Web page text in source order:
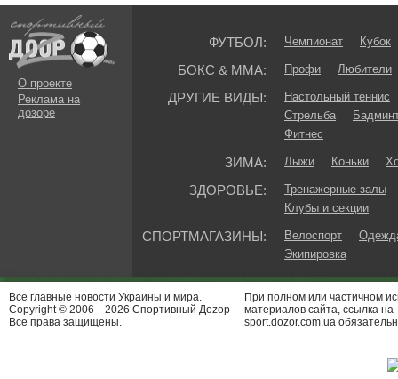
О проекте
Реклама на
дозоре
ФУТБОЛ: Чемпионат Кубок
БОКС & ММА: Профи Любители
ДРУГИЕ ВИДЫ:
Настольный теннис
Стрельба
Фитнес
ЗИМА: Лыжи Коньки
ЗДОРОВЬЕ:
Тренажерные залы
Клубы и секции
СПОРТМАГАЗИНЫ: Велоспорт
Экипировка
Все главные новости Украины и мира.
Copyright © 2006—2026 Спортивный Доzор
Все права защищены.
При полном или частичном
материалов сайта, ссылка на
sport.dozor.com.ua